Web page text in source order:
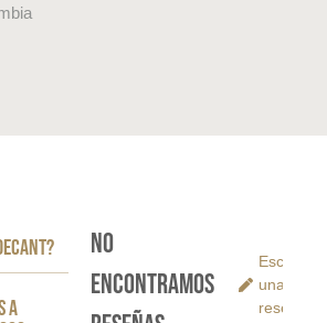
a
No
encontramos
Escribe
una
reseña